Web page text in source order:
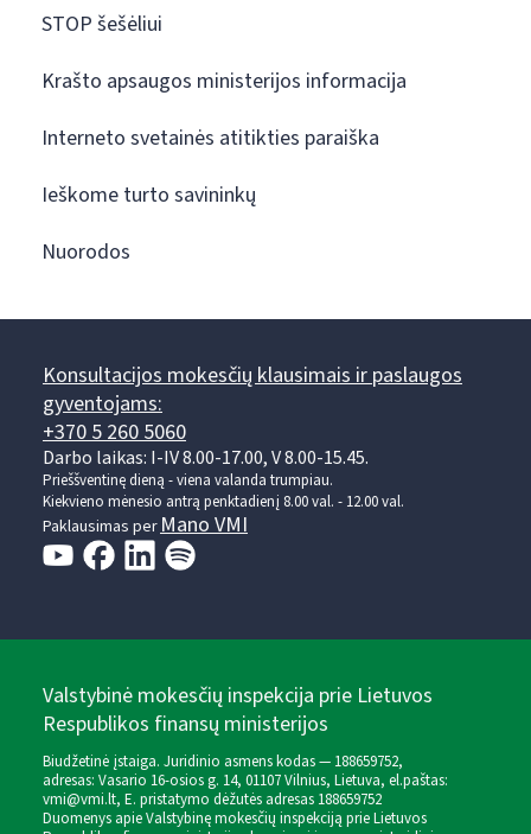
STOP šešėliui
Krašto apsaugos ministerijos informacija
Interneto svetainės atitikties paraiška
Ieškome turto savininkų
Nuorodos
Konsultacijos mokesčių klausimais ir paslaugos
gyventojams:
+370 5 260 5060
Darbo laikas: I-IV 8.00-17.00, V 8.00-15.45.
Prieššventinę dieną - viena valanda trumpiau.
Kiekvieno mėnesio antrą penktadienį 8.00 val. - 12.00 val.
Paklausimas perMano VMI
Valstybinė mokesčių inspekcija prie Lietuvos
Respublikos finansų ministerijos
Biudžetinė įstaiga. Juridinio asmens kodas — 188659752,
adresas: Vasario 16-osios g. 14, 01107 Vilnius, Lietuva, el.paštas:
vmi@vmi.lt, E. pristatymo dėžutės adresas 188659752
Duomenys apie Valstybinę mokesčių inspekciją prie Lietuvos